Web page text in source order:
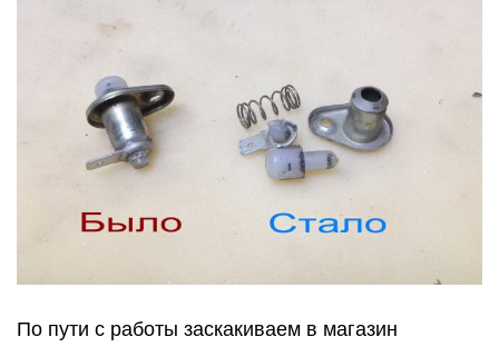
По пути с работы заскакиваем в магазин